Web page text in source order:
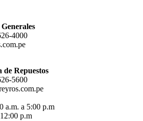
4000
Repuestos
5600
a.m. a 5:00 p.m
p.m